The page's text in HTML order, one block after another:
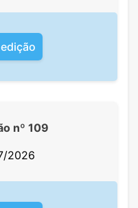
nº 109
2026